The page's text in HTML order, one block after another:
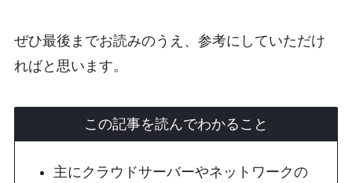
ぜひ最後までお読みのうえ、参考にしていただけ
ればと思います。
この記事を読んでわかること
主にクラウドサーバーやネットワークの